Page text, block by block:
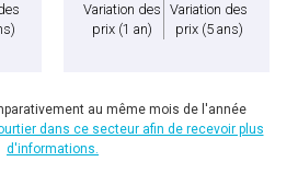
Variation des
prix (1 an)
Variation des
prix (5 ans)
au même mois de l'année
dans ce secteur afin de recevoir plus
d'informations.